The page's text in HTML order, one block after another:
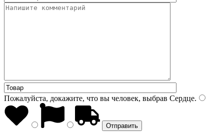
Пожалуйста, докажите, что вы человек, выбрав Сердце.